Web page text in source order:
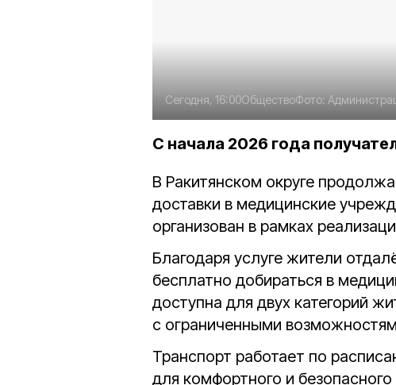
Сегодня, 16:00ОбществоФото:
С начала 2026 года
В Ракитянском округе
доставки в медицинские
организован в рамках
Благодаря услуге жители
бесплатно добираться в
доступна для двух категорий
с ограниченными
Транспорт работает по
для комфортного и